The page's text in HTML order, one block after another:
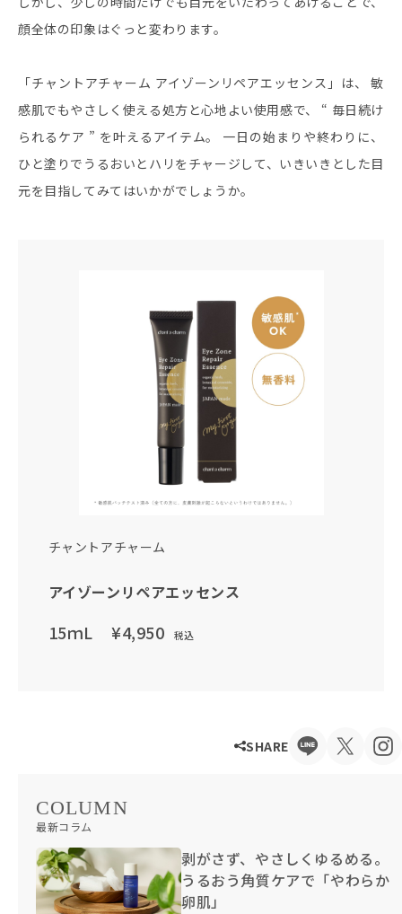
顔全体の印象はぐっと変わります。
「チャントアチャーム アイゾーンリペアエッセンス」は、 敏
感肌でもやさしく使える処方と心地よい使用感で、 “ 毎日続け
られるケア ” を叶えるアイテム。 一日の始まりや終わりに、
ひと塗りでうるおいとハリをチャージして、いきいきとした目
元を目指してみてはいかがでしょうか。
チャントアチャーム
アイゾーンリペアエッセンス
15ｍL ¥4,950 税込
SHARE
COLUMN
最新コラム
剥がさず、やさしくゆるめる。
うるおう角質ケアで「やわらか
卵肌」